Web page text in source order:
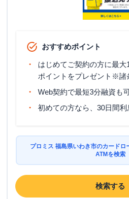
おすすめポイント
はじめてご契約の方に最
ポイントをプレゼント※諸
Web契約で最短3分融資も
初めての方なら、30日間
プロミス 福島県いわき市のカードロ
ATMを検索
検索する